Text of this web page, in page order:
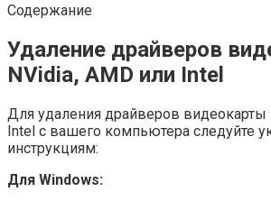
Содержание
Удаление драйверов
NVidia, AMD или Intel
Для удаления драйверов видеокарты
Intel с вашего компьютера следуйте
инструкциям:
Для Windows: